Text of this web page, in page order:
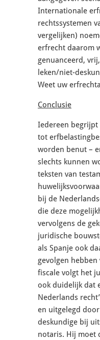
Internationale
rechtssystemen
vergelijken)
erfrecht daarom
genuanceerd,
leken/niet-
Weet uw
Conclusie
Iedereen
tot
worden benut –
slechts kunnen
teksten van
bij de
die deze
vervolgens de
juridische
als Spanje ook
gevolgen
fiscale volgt het
ook duidelijk dat
Nederlands
en uitgelegd
deskundige bij
notaris. Hij moet